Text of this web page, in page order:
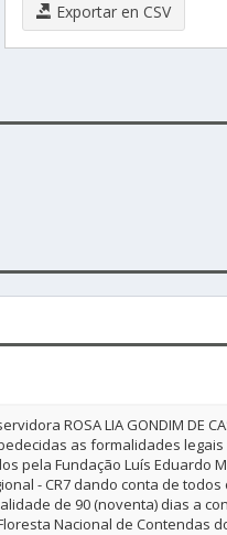
Exportar en CSV
ROSA LIA GONDIM DE
as formalidades
pela Fundação Luís Eduardo
- CR7 dando conta de
de 90 (noventa) dias a
Nacional de Contendas